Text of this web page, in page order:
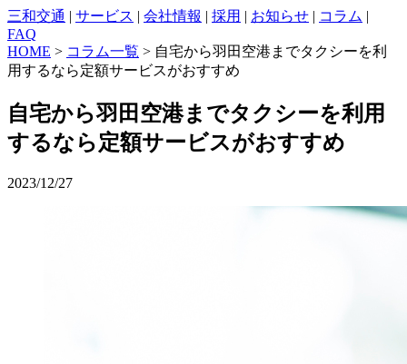
三和交通 | サービス | 会社情報 | 採用 | お知らせ | コラム |
FAQ
HOME > コラム一覧 > 自宅から羽田空港までタクシーを利
用するなら定額サービスがおすすめ
自宅から羽田空港までタクシーを利用
するなら定額サービスがおすすめ
2023/12/27